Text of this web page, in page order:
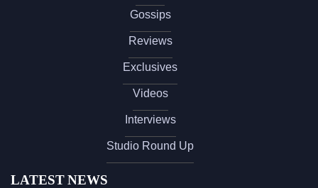
Gossips
Reviews
Exclusives
Videos
Interviews
Studio Round Up
LATEST NEWS